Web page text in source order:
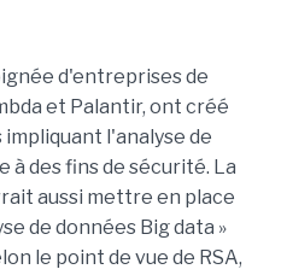
d'entreprises de
et Palantir, ont créé
l'analyse de
à des fins de sécurité. La
aussi mettre en place
de données Big data »
le point de vue de RSA,